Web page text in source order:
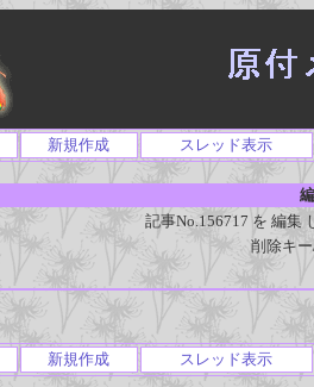
新規作成 スレッド表示
記事No.156717 を 編集
削除キ
新規作成 スレッド表示